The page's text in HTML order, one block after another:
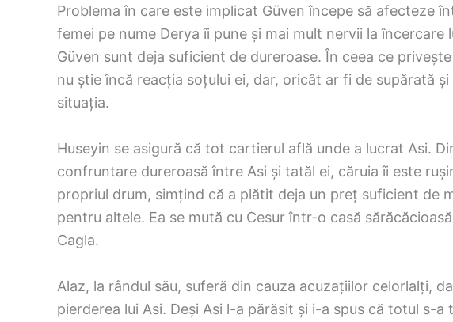
Problema în care este implicat Güven începe să afecteze
femei pe nume Derya îi pune și mai mult nervii la încercare
Güven sunt deja suficient de dureroase. În ceea ce
nu știe încă reacția soțului ei, dar, oricât ar fi de supărată
situația.
Huseyin se asigură că tot cartierul află unde a lucrat Asi.
confruntare dureroasă între Asi și tatăl ei, căruia îi este
propriul drum, simțind că a plătit deja un preț suficient de
pentru altele. Ea se mută cu Cesur într-o casă
Cagla.
Alaz, la rândul său, suferă din cauza acuzațiilor celorlalți,
pierderea lui Asi. Deși Asi l-a părăsit și i-a spus că totul s-